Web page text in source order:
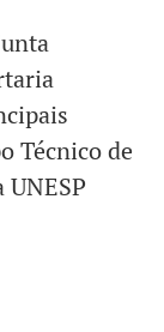
Técnico de
UNESP